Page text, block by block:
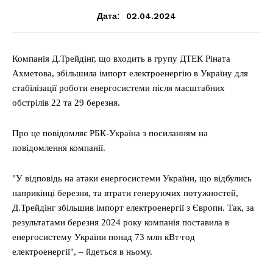
Дата: 02.04.2024
Компанія Д.Трейдінг, що входить в групу ДТЕК Ріната
Ахметова, збільшила імпорт електроенергію в Україну для
стабілізації роботи енергосистеми після масштабних
обстрілів 22 та 29 березня.
Про це повідомляє РБК-Україна з посиланням на
повідомлення компанії.
"У відповідь на атаки енергосистеми України, що відбулись
наприкінці березня, та втрати генеруючих потужностей,
Д.Трейдінг збільшив імпорт електроенергії з Європи. Так, за
результатами березня 2024 року компанія поставила в
енергосистему України понад 73 млн кВт∙год
електроенергії", – йдеться в ньому.